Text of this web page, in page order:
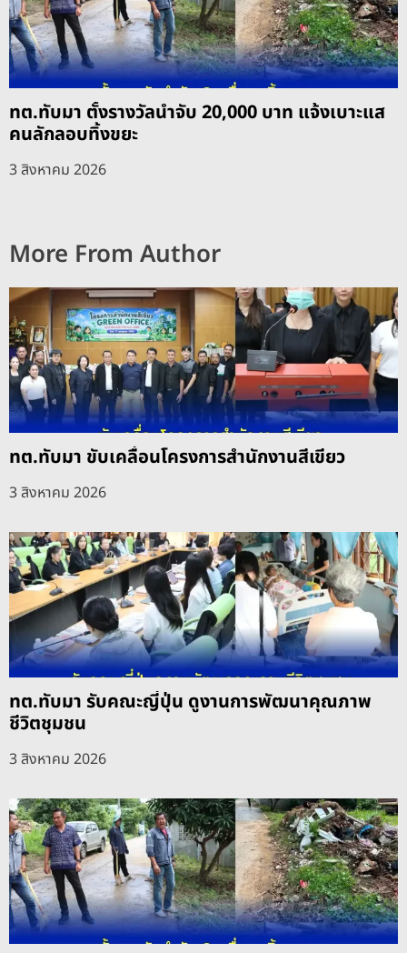
ทต.ทับมา ตั้งรางวัลนำจับ 20,000 บาท แจ้งเบาะแส
คนลักลอบทิ้งขยะ
3 สิงหาคม 2026
More From Author
ทต.ทับมา ขับเคลื่อนโครงการสำนักงานสีเขียว
3 สิงหาคม 2026
ทต.ทับมา รับคณะญี่ปุ่น ดูงานการพัฒนาคุณภาพ
ชีวิตชุมชน
3 สิงหาคม 2026